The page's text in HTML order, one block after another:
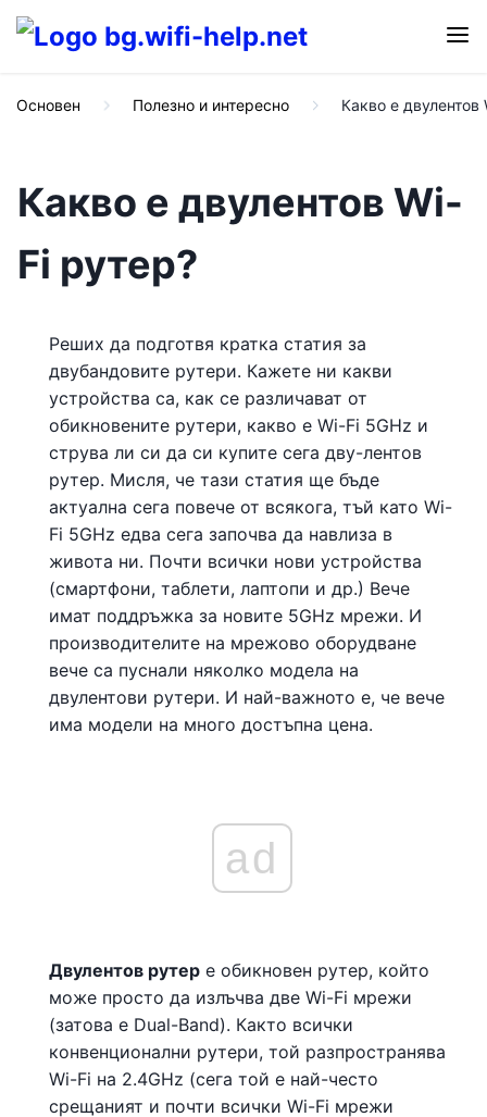
Основен Полезно и интересно Какво е двулентов
Какво е двулентов Wi-
Fi рутер?
Реших да подготвя кратка статия за
двубандовите рутери. Кажете ни какви
устройства са, как се различават от
обикновените рутери, какво е Wi-Fi 5GHz и
струва ли си да си купите сега дву-лентов
рутер. Мисля, че тази статия ще бъде
актуална сега повече от всякога, тъй като Wi-
Fi 5GHz едва сега започва да навлиза в
живота ни. Почти всички нови устройства
(смартфони, таблети, лаптопи и др.) Вече
имат поддръжка за новите 5GHz мрежи. И
производителите на мрежово оборудване
вече са пуснали няколко модела на
двулентови рутери. И най-важното е, че вече
има модели на много достъпна цена.
ad
Двулентов рутер е обикновен рутер, който
може просто да излъчва две Wi-Fi мрежи
(затова е Dual-Band). Както всички
конвенционални рутери, той разпространява
Wi-Fi на 2.4GHz (сега той е най-често
срещаният и почти всички Wi-Fi мрежи